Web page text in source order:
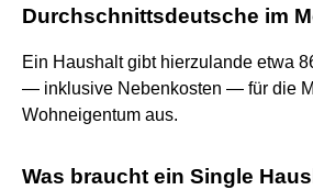
Durchschnittsdeutsche im
Ein Haushalt gibt hierzulande etwa
— inklusive Nebenkosten — für die
Wohneigentum aus.
Was braucht ein Single